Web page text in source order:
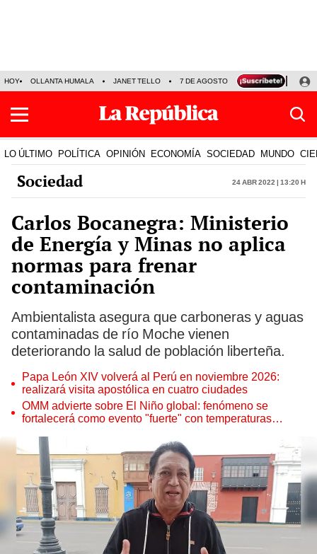
HOY OLLANTA HUMALA JANET TELLO 7 DE AGOSTO TINKA RESULTADOS
LO ÚLTIMO POLÍTICA OPINIÓN ECONOMÍA SOCIEDAD MUNDO
Sociedad 24 Abr 2022 | 13:20 h
Carlos Bocanegra: Ministerio
de Energía y Minas no aplica
normas para frenar
contaminación
Ambientalista asegura que carboneras y aguas
contaminadas de río Moche vienen
deteriorando la salud de población liberteña.
Papa León XIV volverá al Perú en noviembre 2026:
realizará visita apostólica en cuatro ciudades
OMM advierte sobre El Niño global: fenómeno se
fortalecerá como evento "fuerte" con temperaturas